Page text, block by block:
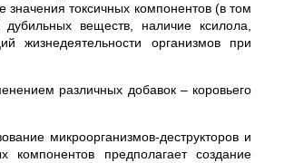
значения токсичных компонентов (в том
веществ, наличие ксилола,
жизнедеятельности организмов при
различных добавок – коровьего
микроорганизмов-деструкторов и
предполагает создание